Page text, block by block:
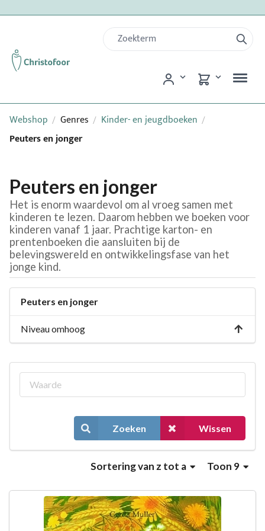
Webshop / Genres / Kinder- en jeugdboeken /
Peuters en jonger
Peuters en jonger
Het is enorm waardevol om al vroeg samen met
kinderen te lezen. Daarom hebben we boeken voor
kinderen vanaf 1 jaar. Prachtige karton- en
prentenboeken die aansluiten bij de
belevingswereld en ontwikkelingsfase van het
jonge kind.
Peuters en jonger
Niveau omhoog
Zoeken Wissen
Toon 9
Sorteringvan z tot a